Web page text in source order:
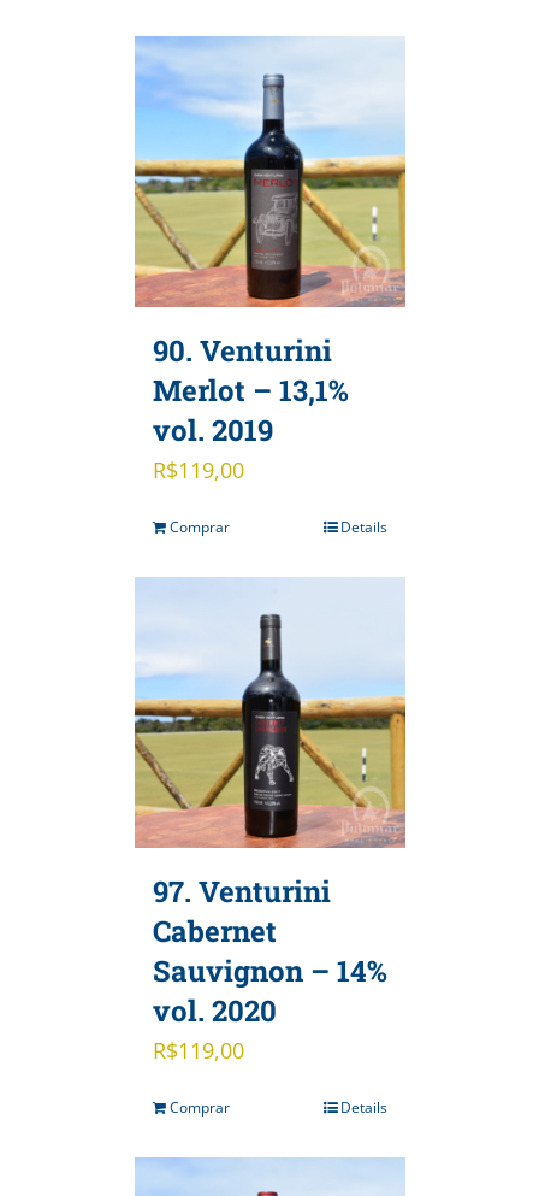
90. Venturini
Merlot – 13,1%
vol. 2019
R$119,00
Comprar Details
97. Venturini
Cabernet
Sauvignon – 14%
vol. 2020
R$119,00
Comprar Details